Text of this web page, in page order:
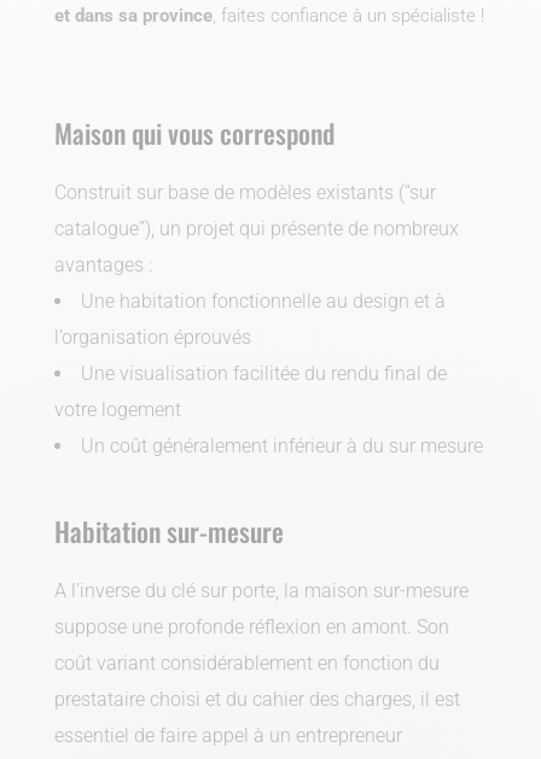
et dans sa province, faites confiance à un spécialiste !
Maison qui vous correspond
Construit sur base de modèles existants (“sur
catalogue”), un projet qui présente de nombreux
avantages :
Une habitation fonctionnelle au design et à
l’organisation éprouvés
Une visualisation facilitée du rendu final de
votre logement
Un coût généralement inférieur à du sur mesure
Habitation sur-mesure
A l’inverse du clé sur porte, la maison sur-mesure
suppose une profonde réflexion en amont. Son
coût variant considérablement en fonction du
prestataire choisi et du cahier des charges, il est
essentiel de faire appel à un entrepreneur